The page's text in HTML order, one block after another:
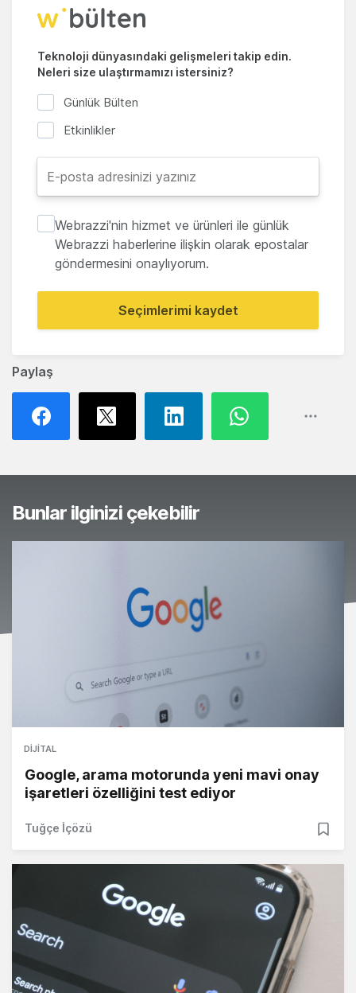
Paylaş
Teknoloji dünyasındaki gelişmeleri takip edin.
Neleri size ulaştırmamızı istersiniz?
Günlük Bülten
Etkinlikler
Webrazzi'nin hizmet ve ürünleri ile günlük
Webrazzi haberlerine ilişkin olarak epostalar
göndermesini onaylıyorum.
Seçimlerimi kaydet
Bunlar ilginizi çekebilir
DIJITAL
Google, arama motorunda yeni mavi onay
işaretleri özelliğini test ediyor
Tuğçe İçözü